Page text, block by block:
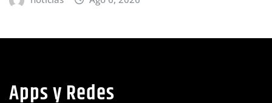
Apps y Redes